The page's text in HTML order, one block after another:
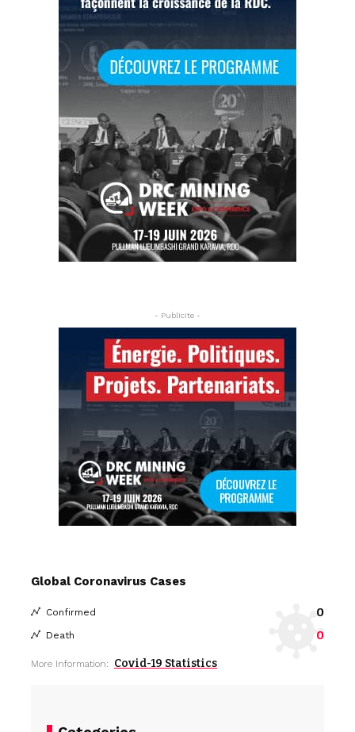
- Publicite -
Global Coronavirus Cases
Confirmed 0
Death 0
More Information: Covid-19 Statistics